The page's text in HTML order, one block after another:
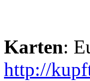
Karten:
http://